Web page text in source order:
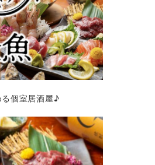
個室居酒屋♪